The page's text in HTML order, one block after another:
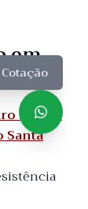
em
balcão
Santa